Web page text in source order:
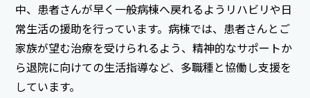
中、患者さんが早く一般病棟へ戻れるようリハビリや日
常生活の援助を行っています。病棟では、患者さんとご
家族が望む治療を受けられるよう、精神的なサポートか
ら退院に向けての生活指導など、多職種と協働し支援を
しています。